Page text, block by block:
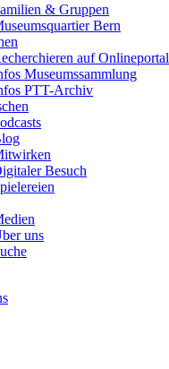
& Gruppen
Bern
auf Onlineportal
Museumssammlung
PTT-Archiv
Besuch
uns